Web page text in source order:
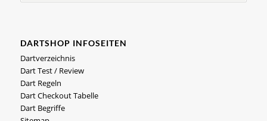
DARTSHOP INFOSEITEN
Dartverzeichnis
Dart Test / Review
Dart Regeln
Dart Checkout Tabelle
Dart Begriffe